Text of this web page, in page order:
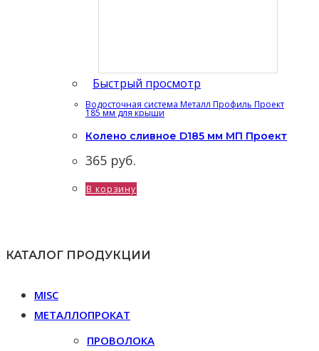
Быстрый просмотр
Водосточная система Металл Профиль Проект
185 мм для крыши
Колено сливное D185 мм МП Проект
365 руб.
В корзину
КАТАЛОГ ПРОДУКЦИИ
MISC
МЕТАЛЛОПРОКАТ
ПРОВОЛОКА